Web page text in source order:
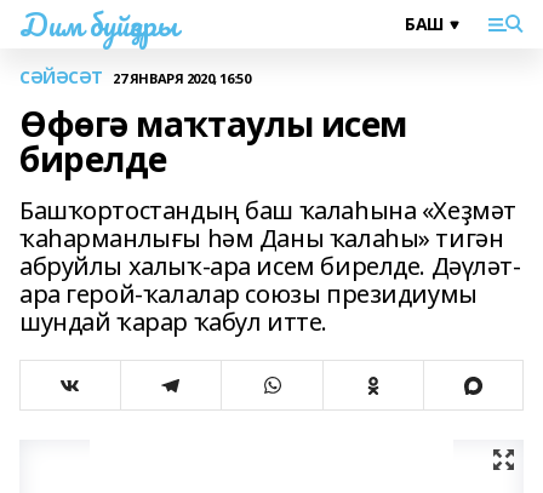
Дим буйҙары
СӘЙӘСӘТ 27 ЯНВАРЯ 2020, 16:50
Өфөгә маҡтаулы исем
бирелде
Башҡортостандың баш ҡалаһына «Хеҙмәт
ҡаһарманлығы һәм Даны ҡалаһы» тигән
абруйлы халыҡ-ара исем бирелде. Дәүләт-
ара герой-ҡалалар союзы президиумы
шундай ҡарар ҡабул итте.